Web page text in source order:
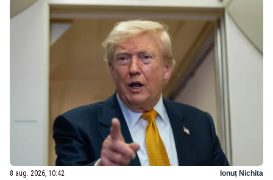
8 aug. 2026, 10:42 Ionuț Nichita